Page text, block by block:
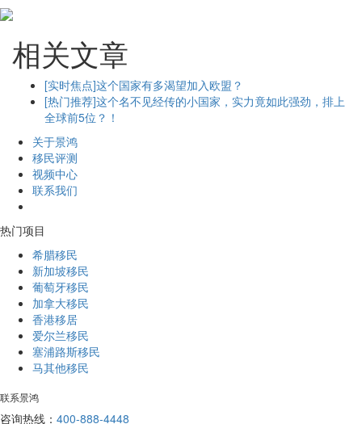
相关文章
[实时焦点]这个国家有多渴望加入欧盟？
[热门推荐]这个名不见经传的小国家，实力竟如此强劲，排上
全球前5位？！
关于景鸿
移民评测
视频中心
联系我们
热门项目
希腊移民
新加坡移民
葡萄牙移民
加拿大移民
香港移居
爱尔兰移民
塞浦路斯移民
马其他移民
联系景鸿
咨询热线： 400-888-4448